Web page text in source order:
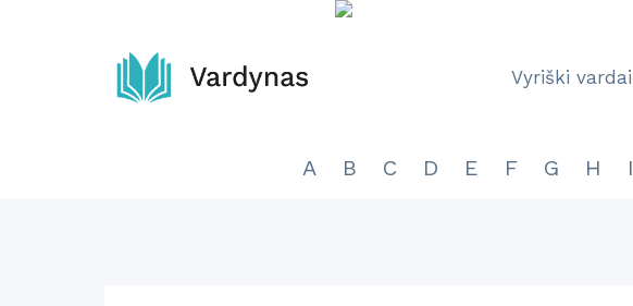
Vyriški vardai
A B C D E F G H I